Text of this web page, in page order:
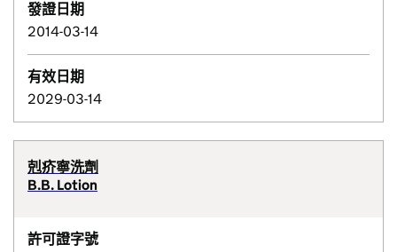
發證日期
2014-03-14
有效日期
2029-03-14
剋疥寧洗劑
B.B. Lotion
許可證字號